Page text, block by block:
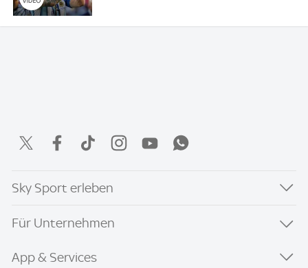
Sky Sport erleben
Für Unternehmen
App & Services